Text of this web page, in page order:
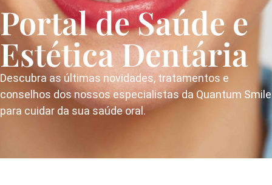
Portal de Saúde e
Estética Dentária
Descubra as últimas novidades, tratamentos e
conselhos dos nossos especialistas da Quantum Smile
para cuidar da sua saúde oral.